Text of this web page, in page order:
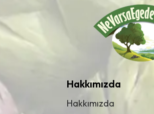
Hakkımızda
Hakkımızda